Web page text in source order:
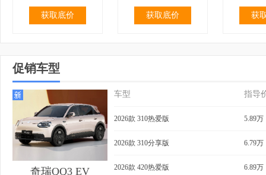
获取底价 获取底价 获
2.99万
QQ冰淇淋 2024款 青
春版 120km 奶昔
获取底价
3.19万
春版 120km 香草
获取底价
3.69万
155km 圣
获
促销车型
奇瑞QQ3 EV
车型 指导
2026款 310热爱版 5.89万
2026款 310分享版 6.79万
2026款 420热爱版 6.89万